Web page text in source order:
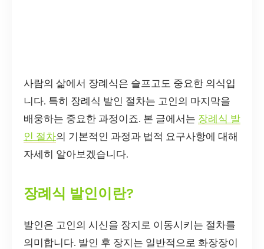
사람의 삶에서 장례식은 슬프고도 중요한 의식입
니다. 특히 장례식 발인 절차는 고인의 마지막을
배웅하는 중요한 과정이죠. 본 글에서는 장례식 발
인 절차의 기본적인 과정과 법적 요구사항에 대해
자세히 알아보겠습니다.
장례식 발인이란?
발인은 고인의 시신을 장지로 이동시키는 절차를
의미합니다. 발인 후 장지는 일반적으로 화장장이